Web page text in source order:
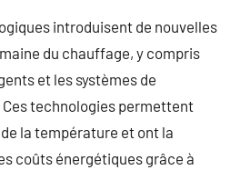
introduisent de nouvelles
du chauffage, y compris
et les systèmes de
technologies permettent
la température et ont la
coûts énergétiques grâce à